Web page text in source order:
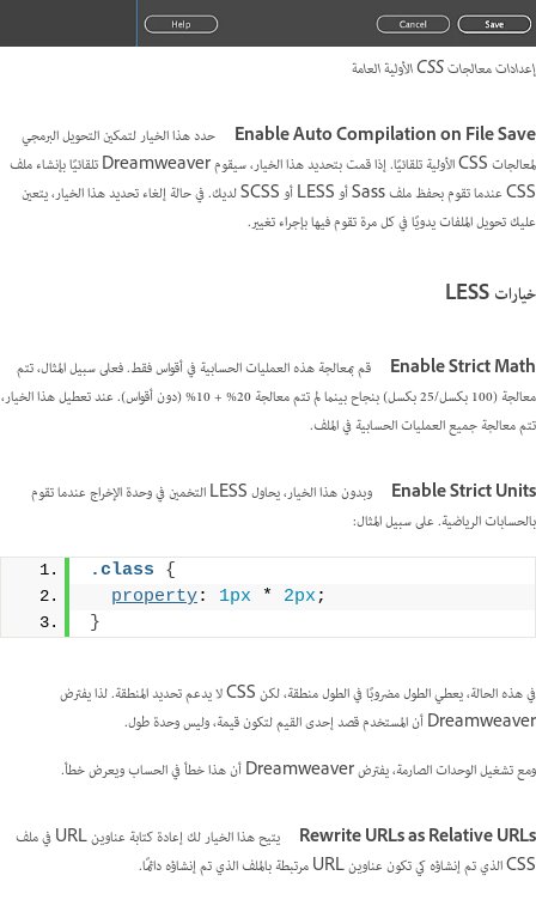
إعدادات معالجات CSS الأولية العامة
Enable Auto Compilation on File Save
حدد هذا الخيار لتمكين التحويل البرمجي
لمعالجات CSS الأولية تلقائيًا. إذا قمت بتحديد هذا الخيار، سيقوم Dreamweaver تلقائيًا بإنشاء ملف
CSS عندما تقوم بحفظ ملف Sass أو LESS أو SCSS لديك. في حالة إلغاء تحديد هذا الخيار، يتعين
عليك تحويل الملفات يدويًا في كل مرة تقوم فيها بإجراء تغيير.
خيارات LESS
Enable Strict Math
قم بمعالجة هذه العمليات الحسابية في أقواس فقط. فعلى سبيل المثال، تتم
معالجة (100 بكسل/25 بكسل) بنجاح بينما لم تتم معالجة 20% + 10% (دون أقواس). عند تعطيل هذا الخيار،
تتم معالجة جميع العمليات الحسابية في الملف.
Enable Strict Units
وبدون هذا الخيار، يحاول LESS التخمين في وحدة الإخراج عندما تقوم
بالحسابات الرياضية. على سبيل المثال:
.class
{
property: 1px * 2px ;
}
في هذه الحالة، يعطي الطول مضروبًا في الطول منطقة، لكن CSS لا يدعم تحديد المنطقة. لذا يفترض
Dreamweaver أن المستخدم قصد إحدى القيم لتكون قيمة، وليس وحدة طول.
ومع تشغيل الوحدات الصارمة، يفترض Dreamweaver أن هذا خطأ في الحساب ويعرض خطأ.
Rewrite URLs as Relative URLs
يتيح هذا الخيار لك إعادة كتابة عناوين URL في ملف
CSS الذي تم إنشاؤه كي تكون عناوين URL مرتبطة بالملف الذي تم إنشاؤه دائمًا.